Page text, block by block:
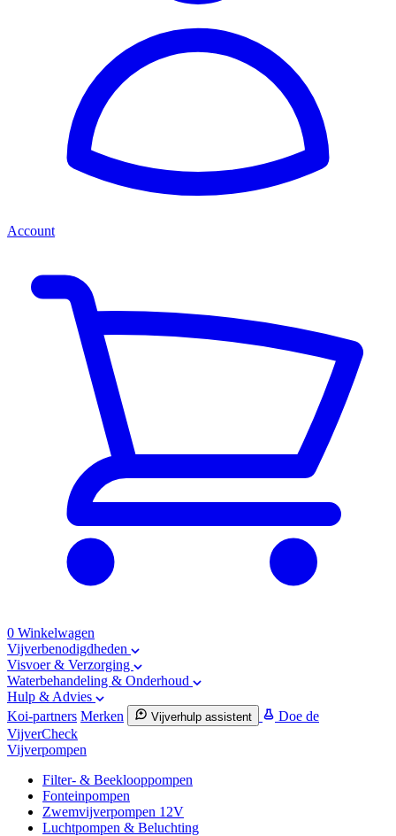
Account
0 Winkelwagen
Vijverbenodigdheden
Visvoer & Verzorging
Waterbehandeling & Onderhoud
Hulp & Advies
Koi-partners Merken Vijverhulp assistent
Doe de
VijverCheck
Vijverpompen
Filter- & Beeklooppompen
Fonteinpompen
Zwemvijverpompen 12V
Luchtpompen & Beluchting